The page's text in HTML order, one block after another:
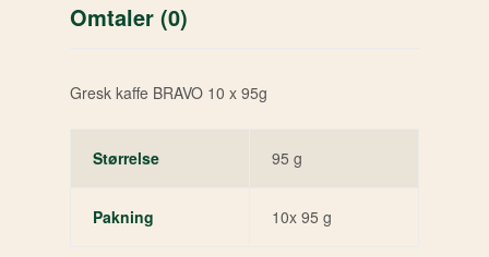
Omtaler (0)
Gresk kaffe BRAVO 10 x 95g
Størrelse 95 g
Pakning 10x 95 g